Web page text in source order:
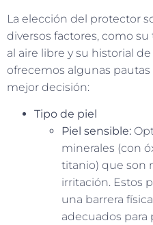
La elección del protector
diversos factores, como
al aire libre y su historial
ofrecemos algunas
mejor decisión:
Tipo de piel
Piel sensible:
minerales (con
titanio) que son
irritación. Estos
una barrera
adecuados para